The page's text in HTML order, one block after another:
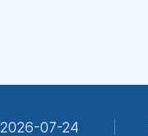
2026-07-24